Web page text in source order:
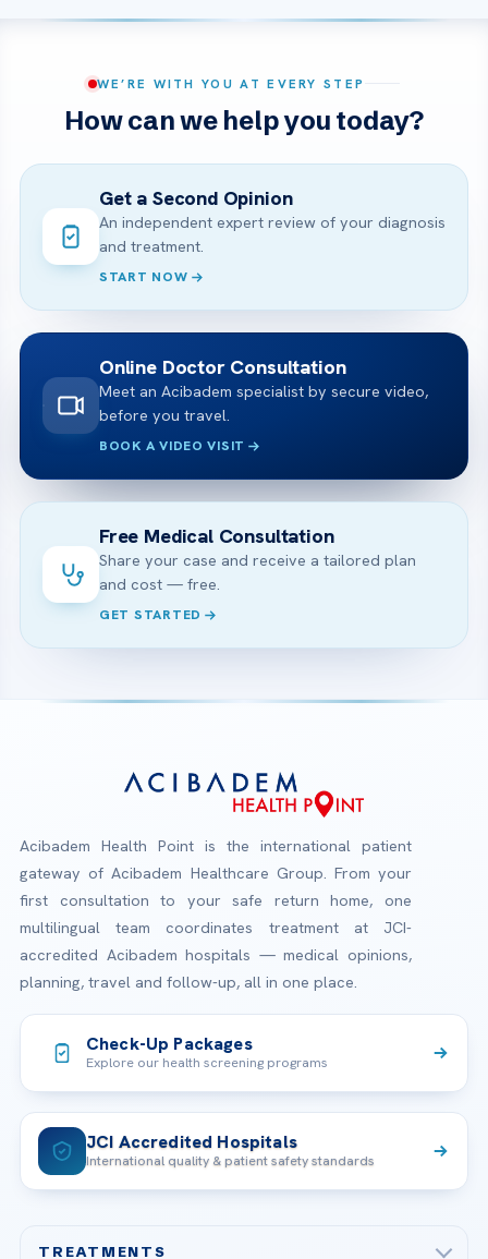
WE’RE WITH YOU AT EVERY STEP
How can we help you today?
Get a Second Opinion
An independent expert review of your diagnosis
and treatment.
START NOW
Online Doctor Consultation
Meet an Acibadem specialist by secure video,
before you travel.
BOOK A VIDEO VISIT
Free Medical Consultation
Share your case and receive a tailored plan
and cost — free.
GET STARTED
Acibadem Health Point is the international patient
gateway of Acibadem Healthcare Group. From your
first consultation to your safe return home, one
multilingual team coordinates treatment at JCI-
accredited Acibadem hospitals — medical opinions,
planning, travel and follow-up, all in one place.
Check-Up Packages
Explore our health screening programs
JCI Accredited Hospitals
International quality & patient safety standards
TREATMENTS